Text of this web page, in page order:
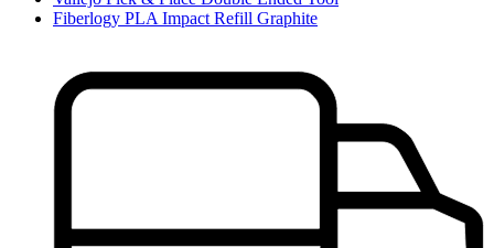
Fiberlogy PLA Impact Refill Graphite